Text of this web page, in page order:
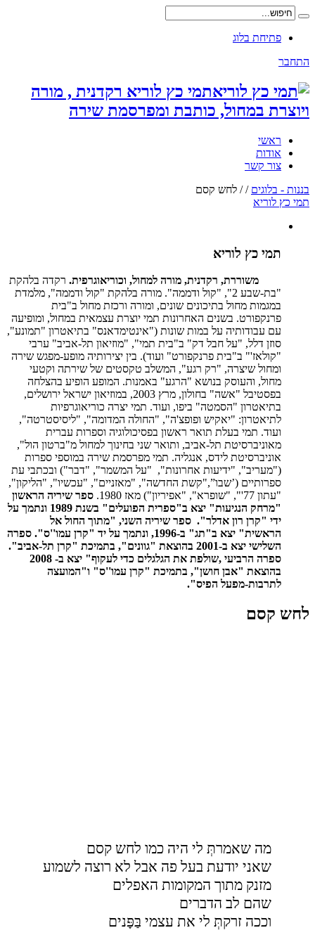
פתיחת בלוג
התחבר
תמי כץ לוריא רקדנית , מורה
ויוצרת במחול, כותבת ומפרסמת שירה
ראשי
אודות
צור קשר
בננות - בלוגים /
/ לחש קסם
תמי כץ לוריא
תמי כץ לוריא
משוררת, רקדנית, מורה למחול, וכוריאוגרפית. רקדה בלהקת
"בת-שבע 2", "קול ודממה". מורה בלהקת "קול ודממה", מלמדת
במגמות מחול בתיכונים שונים, ומורה ורכזת מחול ב"בית
פרנקפורט. בשנים האחרונות תמי יוצרת עצמאית במחול, ומופיעה
עם עבודותיה על במות שונות ("אינטימדאנס" בתיאטרון "תמונע",
סוזן דלל, "על חבל דק" ב"בית תמי", "מוזיאון תל-אביב" ערבי
"קולאז'" ב"בית פרנקפורט" ועוד). בין יצירותיה מופע-מפגש שירה
ומחול שיצרה, "רק רגע", המשלב טקסטים של שירתה וקטעי
מחול, והעוסק בנושא "הרגע" באמנות. המופע הופיע בהצלחה
בפסטיבל "אשה" בחולון, מרץ 2003, במוזיאון ישראל ירושלים,
בתיאטרון "הסמטה" ביפו, ועוד. תמי יצרה כוריאוגרפיות
לתיאטרון: "יאקיש ופופצ'ה", "החולה המדומה", "ליסיסטרטה",
ועוד. תמי בעלת תואר ראשון בפסיכולוגיה וספרות עברית
מאוניברסיטת תל-אביב, ותואר שני בחינוך למחול מ"ברטון הול",
אוניברסיטת לידס, אנגליה. תמי מפרסמת שירה במוספי ספרות
("מעריב", "ידיעות אחרונות", "על המשמר", "דבר") ובכתבי עת
ספרותיים (’שבו”,"קשת החדשה", "מאזניים", "עכשיו", "הליקון",
"עתון 77'", "שופרא", "אפיריון") מאז 1980.
ספר שיריה הראשון
"מרחק הנגיעות" יצא ב"ספרית הפועלים" בשנת 1989 ונתמך על
ידי "קרן רון אדלר". ספר שיריה השני, "מתוך החול אל
הראשית" יצא ב"תג" ב-1996, ונתמך על יד "קרן עמו''ס".
ספרה
השלישי יצא ב-2001 בהוצאת "גוונים", בתמיכת "קרן תל-אביב".
ספרה הרביעי ,שולפת את הגלגלים כדי לעקוף" יצא ב- 2008
בהוצאת "אבן חושן", בתמיכת "קרן עמו''ס" ו"המועצה
לתרבות-מפעל הפיס".
לחש קסם
מה שאמרתְּ לי היה כמו לחש קסם
שאני יודעת בעל פה אבל לא רוצה לשמוע
מזנק מתוך המקומות האפלים
שהם לב הדברים
וככה זרקתְּ לי את עצמי בַּפָּנים